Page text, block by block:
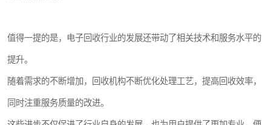
值得一提的是，电子回收行业的发展还带动了相关技术和服务水平的
提升。
随着需求的不断增加，回收机构不断优化处理工艺，提高回收效率，
同时注重服务质量的改进。